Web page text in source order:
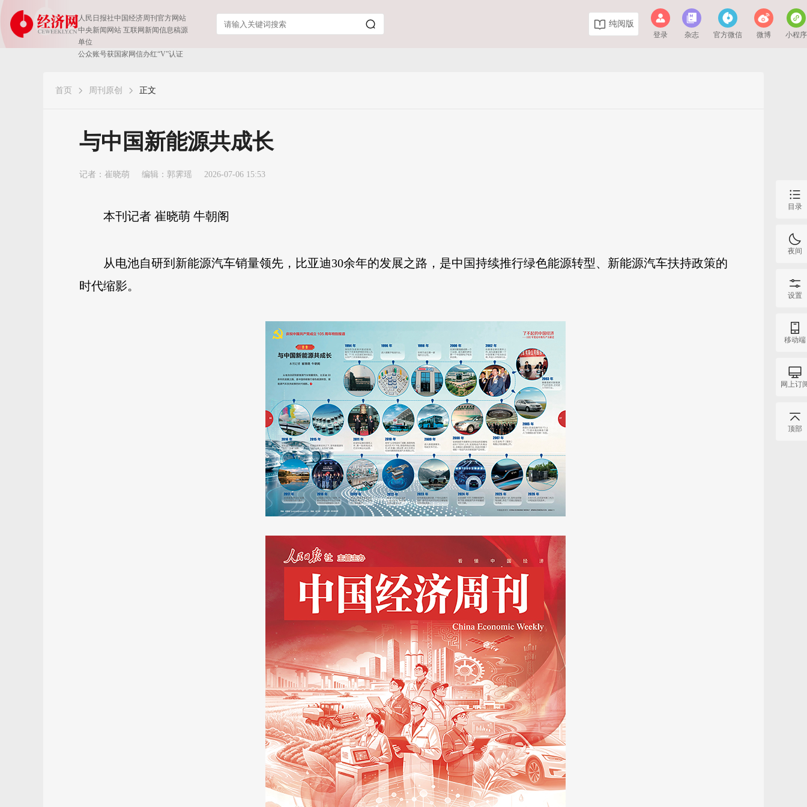
人民日报社中国经济周刊官方网站
中央新闻网站 互联网新闻信息稿源
单位
公众账号获国家网信办红“V”认证
纯阅版
登录 杂志 官方微信 微博 小程序
首页 周刊原创 正文
与中国新能源共成长
记者： 崔晓萌 编辑：郭霁瑶 2026-07-06 15:53
本刊记者 崔晓萌 牛朝阁
从电池自研到新能源汽车销量领先，比亚迪30余年的发展之路，是中国持续推行绿色能源转型、新能源汽车扶持政策的
时代缩影。
目录
夜间
设置
移动端
网上订
顶部